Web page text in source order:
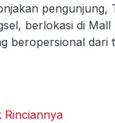
pengunjung,
berlokasi di
beropersional dari
Rinciannya